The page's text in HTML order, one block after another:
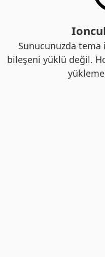
Sunucunuzda
bileşeni yüklü değil.